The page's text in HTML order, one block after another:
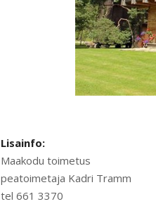
Lisainfo:
Maakodu toimetus
peatoimetaja Kadri Tramm
tel 661 3370